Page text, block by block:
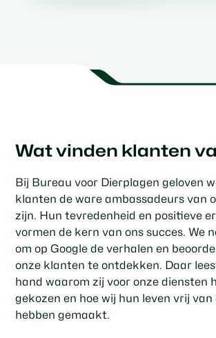
Wat vinden klanten
Bij Bureau voor Dierplagen geloven
klanten de ware ambassadeurs van
zijn. Hun tevredenheid en positieve
vormen de kern van ons succes. We
om op Google de verhalen en
onze klanten te ontdekken. Daar
hand waarom zij voor onze diensten
gekozen en hoe wij hun leven vrij van
hebben gemaakt.